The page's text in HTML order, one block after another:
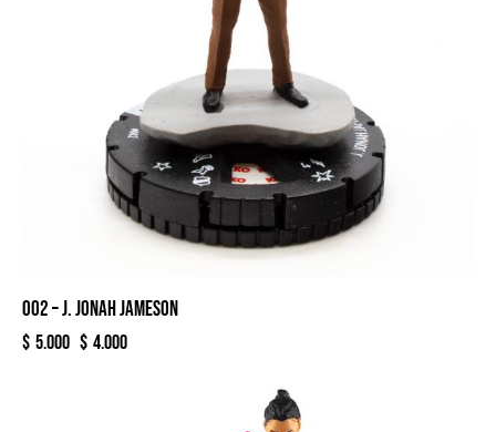
002 – J. JONAH JAMESON
$ 5.000 $ 4.000